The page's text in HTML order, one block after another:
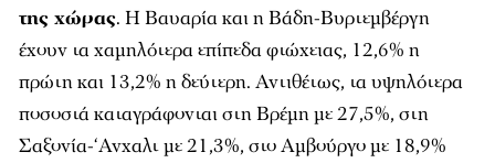
της χώρας. Η Βαυαρία και η Βάδη-Βυρτεμβέργη
έχουν τα χαμηλότερα επίπεδα φτώχειας, 12,6% η
πρώτη και 13,2% η δεύτερη. Αντιθέτως, τα υψηλότερα
ποσοστά καταγράφονται στη Βρέμη με 27,5%, στη
Σαξονία-‘Ανχαλτ με 21,3%, στο Αμβούργο με 18,9%